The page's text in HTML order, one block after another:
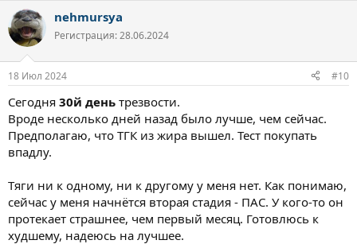
к
ц
и
nehmursya
Регистрация: 28.06.2024
18 Июл 2024 #10
Сегодня 30й день трезвости.
Вроде несколько дней назад было лучше, чем сейчас.
Предполагаю, что ТГК из жира вышел. Тест покупать
впадлу.
Тяги ни к одному, ни к другому у меня нет. Как понимаю,
сейчас у меня начнётся вторая стадия - ПАС. У кого-то он
протекает страшнее, чем первый месяц. Готовлюсь к
худшему, надеюсь на лучшее.